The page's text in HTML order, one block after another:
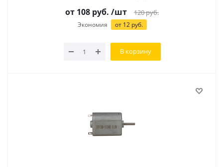
от 108 руб. /шт 120руб.
Экономия от 12руб.
В корзину